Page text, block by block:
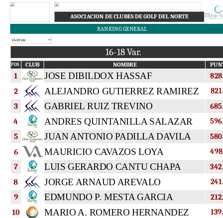
ASOCIACION DE CLUBES DE GOLF DEL NORTE
RANKING GENERAL
16-18 Var.
POS CLUB NOMBRE
1 JOSE DIBILDOX HASSAF
2 ALEJANDRO GUTIERREZ RAMIREZ
3 GABRIEL RUIZ TREVINO
4 ANDRES QUINTANILLA SALAZAR
5 JUAN ANTONIO PADILLA DAVILA
6 MAURICIO CAVAZOS LOYA
7 LUIS GERARDO CANTU CHAPA
8 JORGE ARNAUD AREVALO
9 EDMUNDO P. MESTA GARCIA
10 MARIO A. ROMERO HERNANDEZ